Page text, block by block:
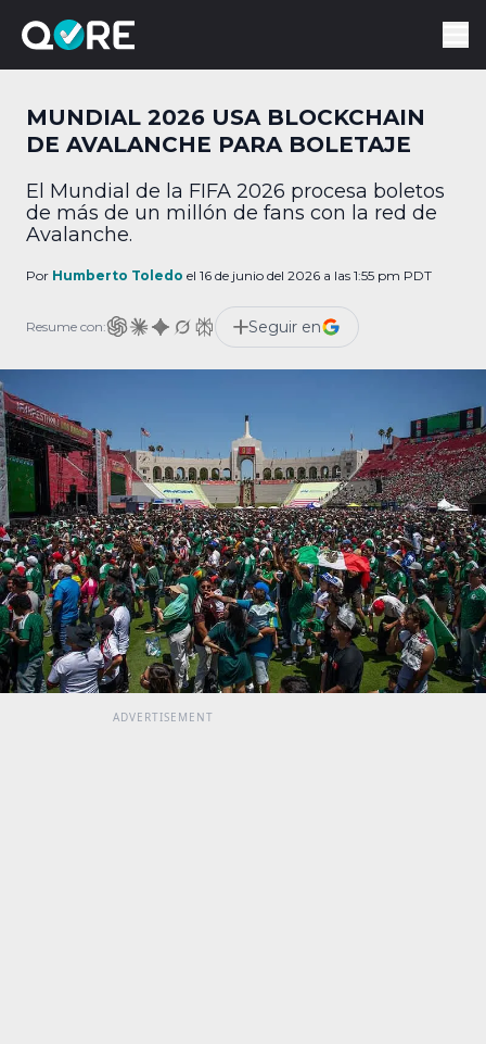
MUNDIAL 2026 USA BLOCKCHAIN
DE AVALANCHE PARA BOLETAJE
El Mundial de la FIFA 2026 procesa boletos
de más de un millón de fans con la red de
Avalanche.
Por Humberto Toledo el 16 de junio del 2026 a las 1:55 pm PDT
Resume con: Seguir en